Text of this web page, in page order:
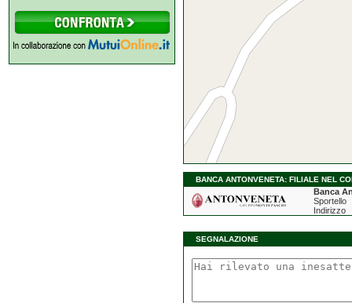
BANCA ANTONVENETA: FILIALE NEL
Banca
Sportello
Indirizzo
SEGNALAZIONE